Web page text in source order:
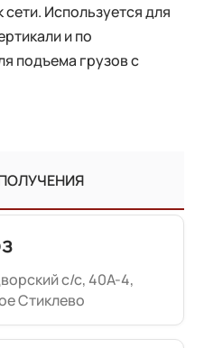
Используется для
и по
подъема грузов с
с/с, 40А-4,
Стиклево